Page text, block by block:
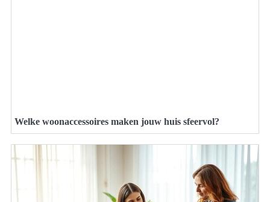
Welke woonaccessoires maken jouw huis sfeervol?